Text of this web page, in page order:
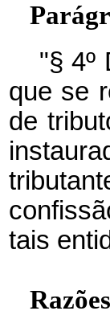
"§ 4º
que se
de
tais